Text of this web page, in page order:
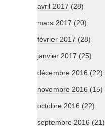
avril 2017 (28)
mars 2017 (20)
février 2017 (28)
janvier 2017 (25)
décembre 2016 (22)
novembre 2016 (15)
octobre 2016 (22)
septembre 2016 (21)